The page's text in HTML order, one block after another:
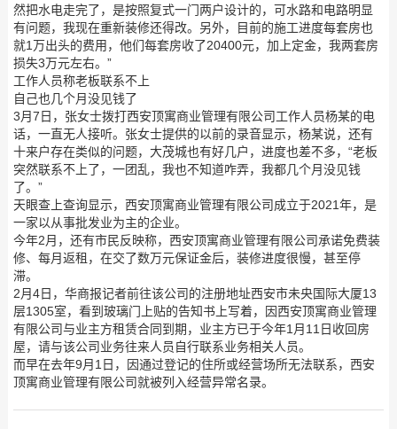
然把水电走完了，是按照复式一门两户设计的，可水路和电路明显
有问题，我现在重新装修还得改。另外，目前的施工进度每套房也
就1万出头的费用，他们每套房收了20400元，加上定金，我两套房
损失3万元左右。”
工作人员称老板联系不上
自己也几个月没见钱了
3月7日，张女士拨打西安顶寓商业管理有限公司工作人员杨某的电
话，一直无人接听。张女士提供的以前的录音显示，杨某说，还有
十来户存在类似的问题，大茂城也有好几户，进度也差不多，“老板
突然联系不上了，一团乱，我也不知道咋弄，我都几个月没见钱
了。”
天眼查上查询显示，西安顶寓商业管理有限公司成立于2021年，是
一家以从事批发业为主的企业。
今年2月，还有市民反映称，西安顶寓商业管理有限公司承诺免费装
修、每月返租，在交了数万元保证金后，装修进度很慢，甚至停
滞。
2月4日，华商报记者前往该公司的注册地址西安市未央国际大厦13
层1305室，看到玻璃门上贴的告知书上写着，因西安顶寓商业管理
有限公司与业主方租赁合同到期，业主方已于今年1月11日收回房
屋，请与该公司业务往来人员自行联系业务相关人员。
而早在去年9月1日，因通过登记的住所或经营场所无法联系，西安
顶寓商业管理有限公司就被列入经营异常名录。